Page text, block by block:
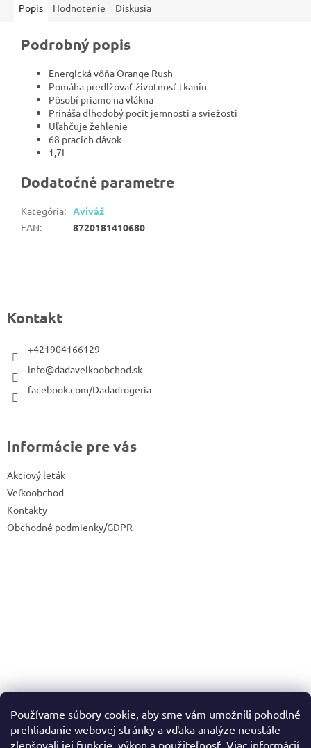
Používame súbory cookie, aby sme vám umožnili pohodlné
prehliadanie webovej stránky a vďaka analýze neustále
zlepšovali jej funkcie, výkon a použiteľnosť. Viac informácií
Popis Hodnotenie Diskusia
Podrobný popis
Energická vôňa Orange Rush
Pomáha predlžovať životnosť tkanín
Pôsobí priamo na vlákna
Prináša dlhodobý pocit jemnosti a sviežosti
Uľahčuje žehlenie
68 pracích dávok
1,7L
Dodatočné parametre
Kategória: Aviváž
EAN: 8720181410680
Z
p
äKontakt
+421904166129
info@dadavelkoobchod.sk
facebook.com/Dadadrogeria
Informácie pre vás
Akciový leták
Veľkoobchod
Kontakty
Obchodné podmienky/GDPR